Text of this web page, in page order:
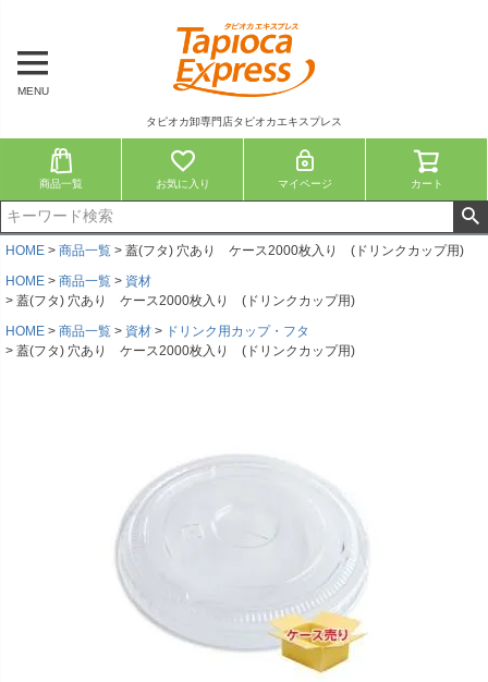
MENU
タピオカ卸専門店タピオカエキスプレス
商品一覧 お気に入り マイページ カート
HOME 商品一覧
蓋(フタ) 穴あり ケース2000枚入り (ドリンクカップ用)
HOME
商品一覧
資材
蓋(フタ) 穴あり ケース2000枚入り (ドリンクカップ用)
HOME
商品一覧 資材
ドリンク用カップ・フタ
蓋(フタ) 穴あり ケース2000枚入り (ドリンクカップ用)